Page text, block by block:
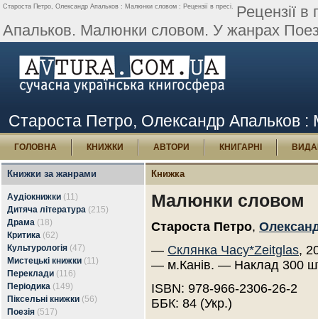
Староста Петро, Олександр Апальков : Малюнки словом : Рецензії в пресі. Рецензії
Апальков. Малюнки словом. У жанрах
Староста Петро, Олександр Апальков :
ГОЛОВНА КНИЖКИ АВТОРИ КНИГАРНІ
Книжки за жанрами
Аудіокнижки (11)
Дитяча література (215)
Драма (18)
Критика (62)
Культурологія (47)
Мистецькі книжки (11)
Переклади (116)
Періодика (149)
Піксельні книжки (56)
Поезія (517)
Книжка
Малюнки словом
Староста Петро,
— Склянка Часу*Zeitglas,
— м.Канів. — Наклад 300
ISBN: 978-966-2306-26-2
ББК: 84 (Укр.)